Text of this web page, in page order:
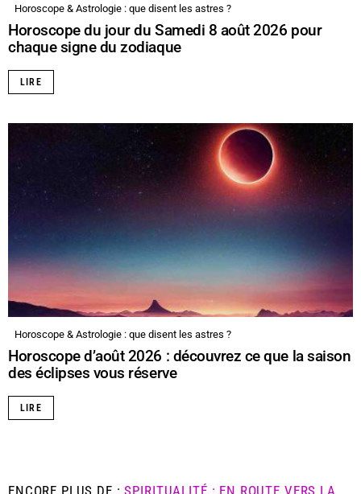
Horoscope & Astrologie : que disent les astres ?
Horoscope du jour du Samedi 8 août 2026 pour
chaque signe du zodiaque
LIRE
Horoscope & Astrologie : que disent les astres ?
Horoscope d’août 2026 : découvrez ce que la saison
des éclipses vous réserve
LIRE